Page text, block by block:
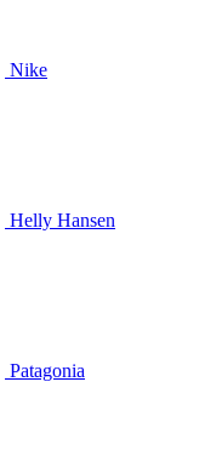
Nike
Helly Hansen
Patagonia